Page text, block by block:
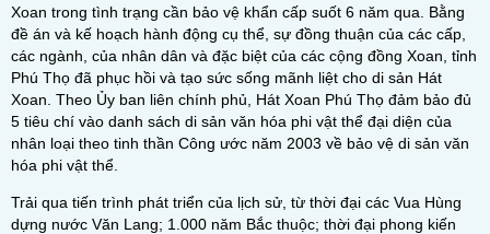
Xoan trong tình trạng cần bảo vệ khẩn cấp suốt 6 năm qua. Bằng
đề án và kế hoạch hành động cụ thể, sự đồng thuận của các cấp,
các ngành, của nhân dân và đặc biệt của các cộng đồng Xoan, tỉnh
Phú Thọ đã phục hồi và tạo sức sống mãnh liệt cho di sản Hát
Xoan. Theo Ủy ban liên chính phủ, Hát Xoan Phú Thọ đảm bảo đủ
5 tiêu chí vào danh sách di sản văn hóa phi vật thể đại diện của
nhân loại theo tinh thần Công ước năm 2003 về bảo vệ di sản văn
hóa phi vật thể.
Trải qua tiến trình phát triển của lịch sử, từ thời đại các Vua Hùng
dựng nước Văn Lang; 1.000 năm Bắc thuộc; thời đại phong kiến